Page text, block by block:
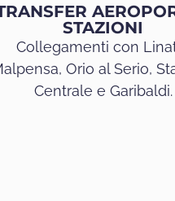
STAZIONI
Collegamenti con
Orio al Serio,
Centrale e Garibaldi.